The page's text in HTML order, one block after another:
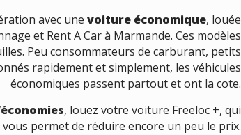
avec unevoiture économique, louée
et Rent A Car à Marmande. Ces modèles
Peu consommateurs de carburant, petits
rapidement et simplement, les véhicules
économiques passent partout et ont la cote.
, louez votre voiture Freeloc +, qui
vous permet de réduire encore un peu le prix.